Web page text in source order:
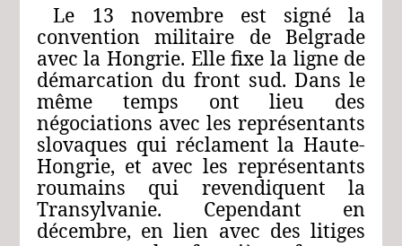
Le 13 novembre est signé la
convention militaire de Belgrade
avec la Hongrie. Elle fixe la ligne de
démarcation du front sud. Dans le
même temps ont lieu des
négociations avec les représentants
slovaques qui réclament la Haute-
Hongrie, et avec les représentants
roumains qui revendiquent la
Transylvanie. Cependant en
décembre, en lien avec des litiges